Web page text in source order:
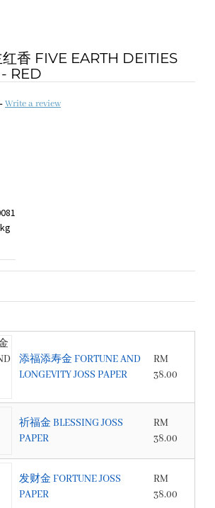
香 FIVE EARTH DEITIES
RED
-Write a review
添福添寿金 FORTUNE AND
LONGEVITY JOSS PAPER
RM
38.00
祈福金 BLESSING JOSS
PAPER
RM
38.00
发财金 FORTUNE JOSS
PAPER
RM
38.00